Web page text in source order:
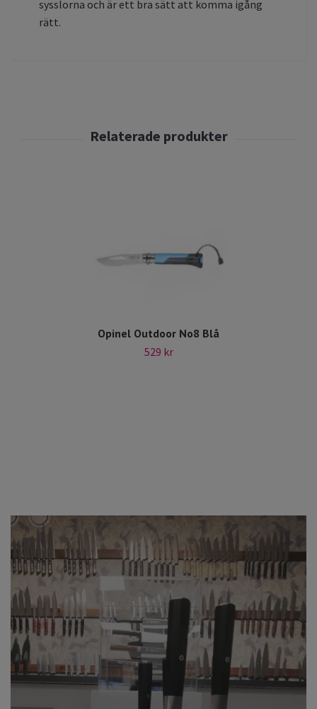
sysslorna och är ett bra sätt att komma igång
rätt.
Opinel Outdoor No8 Blå
529 kr